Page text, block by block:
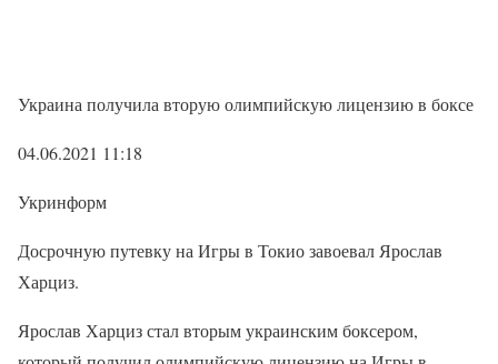
Украина получила вторую олимпийскую лицензию в боксе
04.06.2021 11:18
Укринформ
Досрочную путевку на Игры в Токио завоевал Ярослав
Харциз.
Ярослав Харциз стал вторым украинским боксером,